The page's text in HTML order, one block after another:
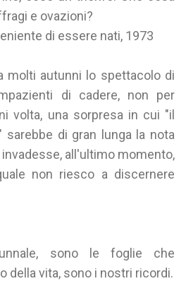
e ovazioni?
di essere nati, 1973
molti autunni lo spettacolo di
di cadere, non per
volta, una sorpresa in cui "il
sarebbe di gran lunga la nota
all'ultimo momento,
non riesco a discernere
sono le foglie che
della vita, sono i nostri ricordi.